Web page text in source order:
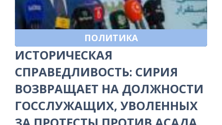
ПОЛИТИКА
ИСТОРИЧЕСКАЯ
СПРАВЕДЛИВОСТЬ: СИРИЯ
ВОЗВРАЩАЕТ НА ДОЛЖНОСТИ
ГОССЛУЖАЩИХ, УВОЛЕННЫХ